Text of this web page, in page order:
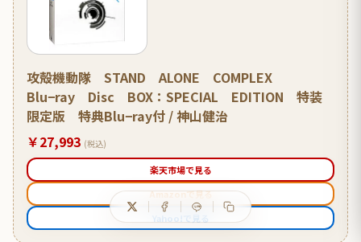
攻殻機動隊 STAND ALONE COMPLEX
Blu−ray Disc BOX：SPECIAL EDITION 特装
限定版 特典Blu−ray付 / 神山健治
￥27,993 (税込)
楽天市場で見る
Amazonで見る
Yahoo!で見る